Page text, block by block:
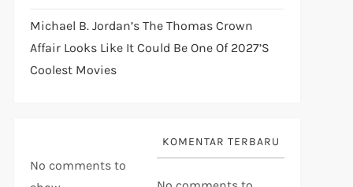
Michael B. Jordan’s The Thomas Crown
Affair Looks Like It Could Be One Of 2027’s
Coolest Movies
No comments to
KOMENTAR TERBARU